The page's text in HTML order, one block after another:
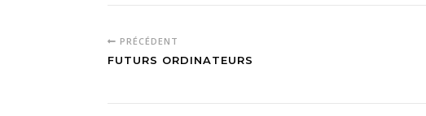
PRÉCÉDENT
FUTURS ORDINATEURS